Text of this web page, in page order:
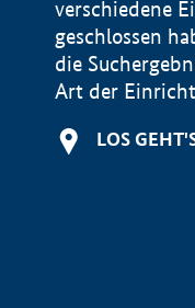
verschiedene
geschlossen
die
Art der
LOS